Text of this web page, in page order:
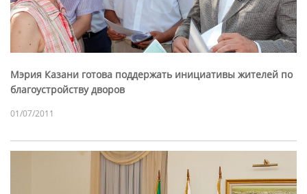
Мэрия Казани готова поддержать инициативы жителей по
благоустройству дворов
01/07/2011